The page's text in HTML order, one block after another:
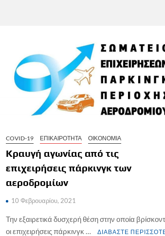
COVID-19 ΕΠΙΚΑΙΡΟΤΗΤΑ ΟΙΚΟΝΟΜΙΑ
Κραυγή αγωνίας από τις
επιχειρήσεις πάρκινγκ των
αεροδρομίων
10 Φεβρουαρίου, 2021
Την εξαιρετικά δυσχερή θέση στην οποία
οι επιχειρήσεις πάρκινγκ …
ΔΙΑΒΑΣΤΕ